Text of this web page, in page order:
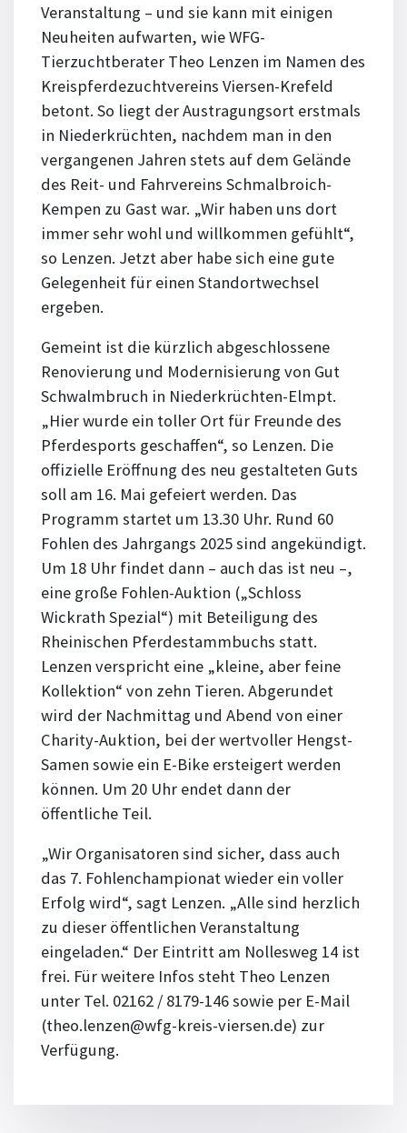
Veranstaltung – und sie kann mit einigen
Neuheiten aufwarten, wie WFG-
Tierzuchtberater Theo Lenzen im Namen des
Kreispferdezuchtvereins Viersen-Krefeld
betont. So liegt der Austragungsort erstmals
in Niederkrüchten, nachdem man in den
vergangenen Jahren stets auf dem Gelände
des Reit- und Fahrvereins Schmalbroich-
Kempen zu Gast war. „Wir haben uns dort
immer sehr wohl und willkommen gefühlt“,
so Lenzen. Jetzt aber habe sich eine gute
Gelegenheit für einen Standortwechsel
ergeben.
Gemeint ist die kürzlich abgeschlossene
Renovierung und Modernisierung von Gut
Schwalmbruch in Niederkrüchten-Elmpt.
„Hier wurde ein toller Ort für Freunde des
Pferdesports geschaffen“, so Lenzen. Die
offizielle Eröffnung des neu gestalteten Guts
soll am 16. Mai gefeiert werden. Das
Programm startet um 13.30 Uhr. Rund 60
Fohlen des Jahrgangs 2025 sind angekündigt.
Um 18 Uhr findet dann – auch das ist neu –,
eine große Fohlen-Auktion („Schloss
Wickrath Spezial“) mit Beteiligung des
Rheinischen Pferdestammbuchs statt.
Lenzen verspricht eine „kleine, aber feine
Kollektion“ von zehn Tieren. Abgerundet
wird der Nachmittag und Abend von einer
Charity-Auktion, bei der wertvoller Hengst-
Samen sowie ein E-Bike ersteigert werden
können. Um 20 Uhr endet dann der
öffentliche Teil.
„Wir Organisatoren sind sicher, dass auch
das 7. Fohlenchampionat wieder ein voller
Erfolg wird“, sagt Lenzen. „Alle sind herzlich
zu dieser öffentlichen Veranstaltung
eingeladen.“ Der Eintritt am Nollesweg 14 ist
frei. Für weitere Infos steht Theo Lenzen
unter Tel. 02162 / 8179-146 sowie per E-Mail
(theo.lenzen@wfg-kreis-viersen.de) zur
Verfügung.